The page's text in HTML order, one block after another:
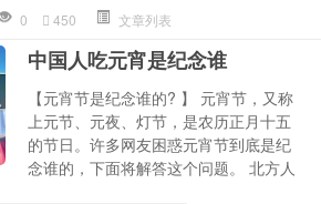
0 450 文章列表
中国人吃元宵是纪念谁
【元宵节是纪念谁的? 】 元宵节，又称
上元节、元夜、灯节，是农历正月十五
的节日。许多网友困惑元宵节到底是纪
念谁的，下面将解答这个问题。 北方人